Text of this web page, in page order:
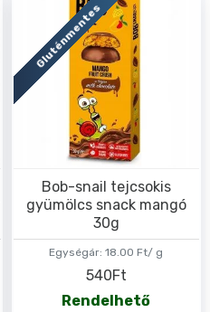
Gluténmentes
Egységár: 18.00 Ft/ g
Bob-snail tejcsokis
gyümölcs snack mangó
30g
540Ft
Rendelhető